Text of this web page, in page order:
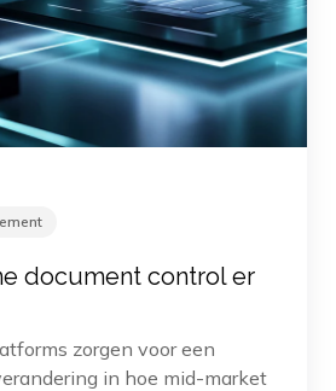
document control er
zorgen voor een
in hoe mid-market